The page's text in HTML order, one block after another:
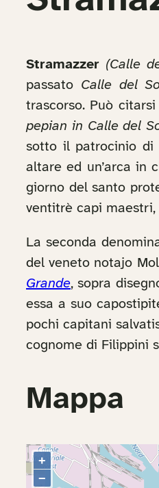
Stramazzer (Calle
passato Calle del
trascorso. Può
pepian in Calle del
sotto il patrocinio di
altare ed un’arca in
giorno del santo
ventitrè capi maestri,
La seconda
del veneto notajo
Grande, sopra
essa a suo
pochi capitani
cognome di Filippini
Mappa